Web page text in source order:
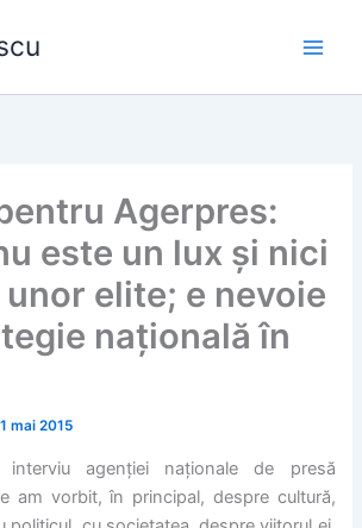
Agerpres:
este un lux și nici
elite; e nevoie
națională în
mai 2015
agenției naționale de presă
am vorbit, în principal, despre cultură,